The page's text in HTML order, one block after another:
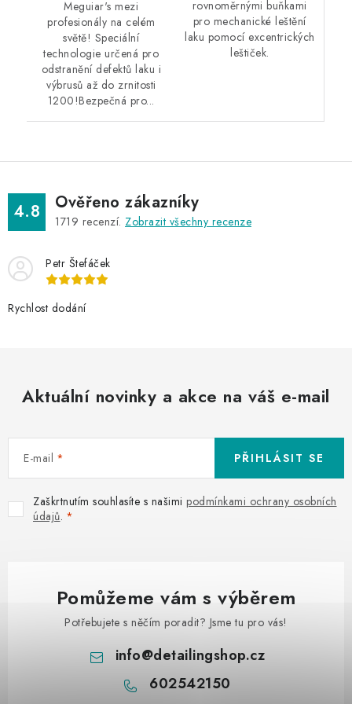
Meguiar's mezi
profesionály na celém
světě! Speciální
technologie určená pro
odstranění defektů laku i
výbrusů až do zrnitosti
1200!Bezpečná pro...
rovnoměrnými buňkami
pro mechanické leštění
laku pomocí excentrických
leštiček.
4.8 Ověřeno zákazníky
1719 recenzí. Zobrazit všechny recenze
Petr Štefáček
Rychlost dodání
Aktuální novinky a akce na váš e-mail
E-mail
Zaškrtnutím souhlasíte s našimi podmínkami ochrany osobních
údajů.
PŘIHLÁSIT SE
Pomůžeme vám s výběrem
Potřebujete s něčím poradit? Jsme tu pro vás!
info@detailingshop.cz
602542150